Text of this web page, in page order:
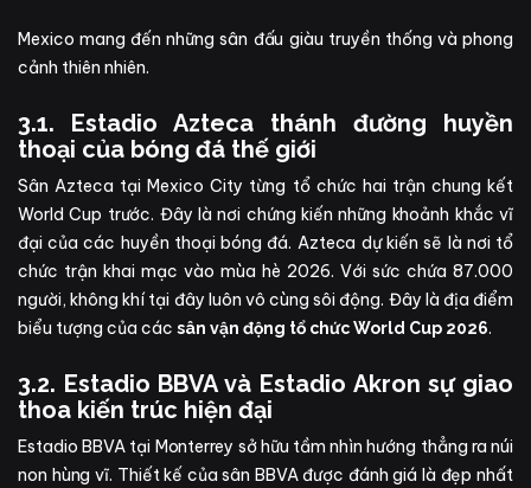
Mexico mang đến những sân đấu giàu truyền thống và phong
cảnh thiên nhiên.
3.1. Estadio Azteca thánh đường huyền
thoại của bóng đá thế giới
Sân Azteca tại Mexico City từng tổ chức hai trận chung kết
World Cup trước. Đây là nơi chứng kiến những khoảnh khắc vĩ
đại của các huyền thoại bóng đá. Azteca dự kiến sẽ là nơi tổ
chức trận khai mạc vào mùa hè 2026. Với sức chứa 87.000
người, không khí tại đây luôn vô cùng sôi động. Đây là địa điểm
biểu tượng của các sân vận động tổ chức World Cup 2026.
3.2. Estadio BBVA và Estadio Akron sự giao
thoa kiến trúc hiện đại
Estadio BBVA tại Monterrey sở hữu tầm nhìn hướng thẳng ra núi
non hùng vĩ. Thiết kế của sân BBVA được đánh giá là đẹp nhất